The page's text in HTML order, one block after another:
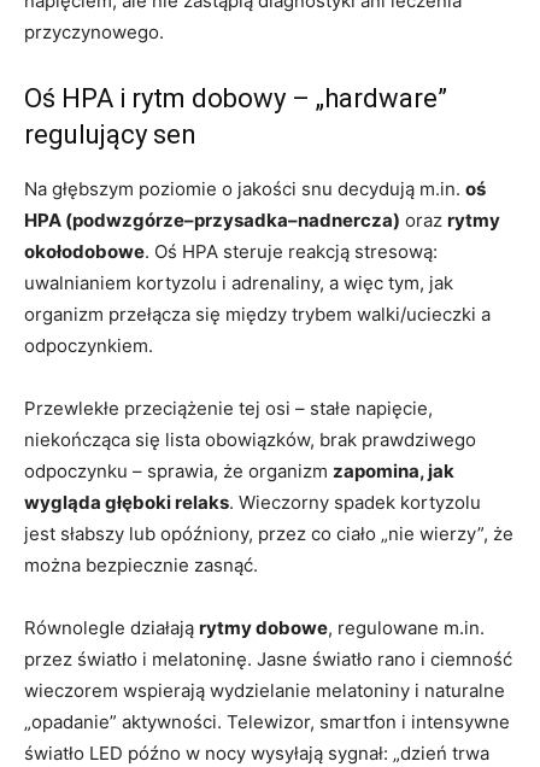
przyczynowego.
Oś HPA i rytm dobowy – „hardware”
regulujący sen
Na głębszym poziomie o jakości snu decydują m.in. oś
HPA (podwzgórze–przysadka–nadnercza) oraz rytmy
okołodobowe. Oś HPA steruje reakcją stresową:
uwalnianiem kortyzolu i adrenaliny, a więc tym, jak
organizm przełącza się między trybem walki/ucieczki a
odpoczynkiem.
Przewlekłe przeciążenie tej osi – stałe napięcie,
niekończąca się lista obowiązków, brak prawdziwego
odpoczynku – sprawia, że organizm zapomina, jak
wygląda głęboki relaks. Wieczorny spadek kortyzolu
jest słabszy lub opóźniony, przez co ciało „nie wierzy”, że
można bezpiecznie zasnąć.
Równolegle działają rytmy dobowe, regulowane m.in.
przez światło i melatoninę. Jasne światło rano i ciemność
wieczorem wspierają wydzielanie melatoniny i naturalne
„opadanie” aktywności. Telewizor, smartfon i intensywne
światło LED późno w nocy wysyłają sygnał: „dzień trwa